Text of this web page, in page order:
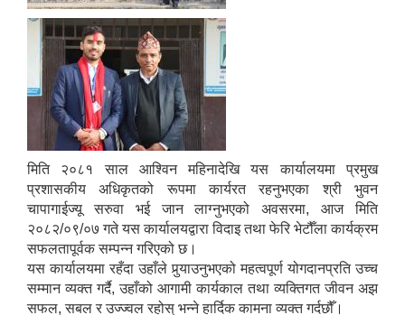
मिति २०८१ साल आश्विन महिनादेखि यस कार्यालयमा प्रमुख
प्रशासकीय अधिकृतको रूपमा कार्यरत रहनुभएका श्री भुवन
चापागाईज्यू सरुवा भई जान लाग्नुभएको अवसरमा, आज मिति
२०८२/०९/०७ गते यस कार्यालयद्वारा विदाइ तथा फेरि भेटौँला कार्यक्रम
सफलतापूर्वक सम्पन्न गरिएको छ।
यस कार्यालयमा रहँदा उहाँले पुर्‍याउनुभएको महत्वपूर्ण योगदानप्रति उच्च
सम्मान व्यक्त गर्दै, उहाँको आगामी कार्यकाल तथा व्यक्तिगत जीवन अझ
सफल, सबल र उज्ज्वल रहोस् भन्ने हार्दिक कामना व्यक्त गर्दछौँ।